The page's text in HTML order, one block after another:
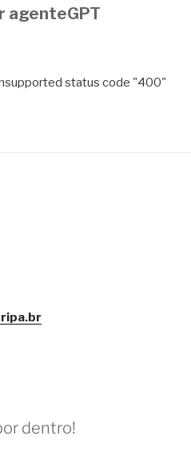
agenteGPT
status code "400"
dentro!